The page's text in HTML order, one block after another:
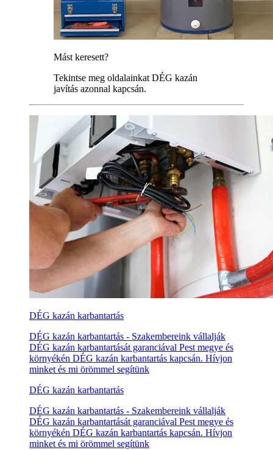
Mást keresett?
Tekintse meg oldalainkat DÉG kazán
javítás azonnal kapcsán.
DÉG kazán karbantartás
DÉG kazán karbantartás - Szakembereink vállalják
DÉG kazán karbantartását garanciával Pest megye és
környékén DÉG kazán karbantartás kapcsán. Hívjon
minket és mi örömmel segítünk
DÉG kazán karbantartás
DÉG kazán karbantartás - Szakembereink vállalják
DÉG kazán karbantartását garanciával Pest megye és
környékén DÉG kazán karbantartás kapcsán. Hívjon
minket és mi örömmel segítünk